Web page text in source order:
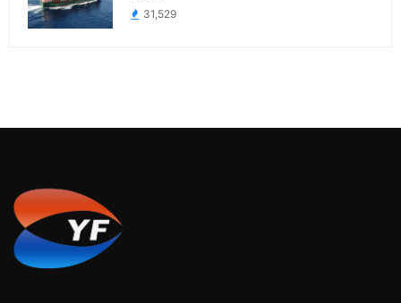
31,529